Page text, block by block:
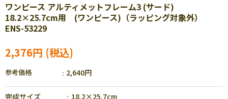
ワンピース アルティメットフレーム3 (サード)
18.2×25.7cm用 (ワンピース)（ラッピング対象外）
ENS-53229
2,376円
参考価格 2,640円
完成サイズ 18.2×25.7cm